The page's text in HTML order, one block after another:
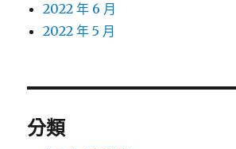
2022 年 6 月
2022 年 5 月
分類